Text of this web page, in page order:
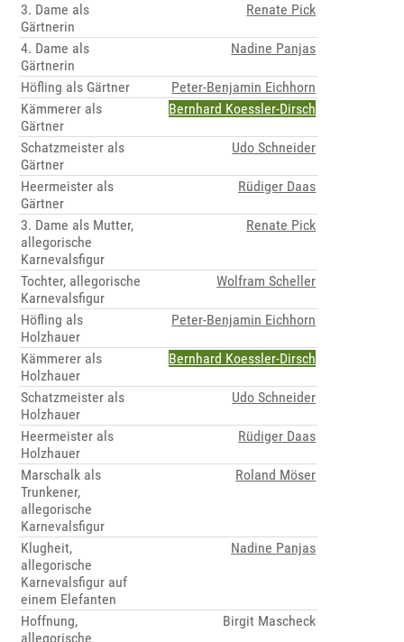
3. Dame als
Gärtnerin
Renate Pick
4. Dame als
Gärtnerin
Nadine Panjas
Höfling als Gärtner
Peter-Benjamin Eichhorn
Kämmerer als
Gärtner
Bernhard Koessler-Dirsch
Schatzmeister als
Gärtner
Udo Schneider
Heermeister als
Gärtner
Rüdiger Daas
3. Dame als Mutter,
allegorische
Karnevalsfigur
Renate Pick
Tochter, allegorische
Karnevalsfigur
Wolfram Scheller
Höfling als
Holzhauer
Peter-Benjamin Eichhorn
Kämmerer als
Holzhauer
Bernhard Koessler-Dirsch
Schatzmeister als
Holzhauer
Udo Schneider
Heermeister als
Holzhauer
Rüdiger Daas
Marschalk als
Trunkener,
allegorische
Karnevalsfigur
Roland Möser
Klugheit,
allegorische
Karnevalsfigur auf
einem Elefanten
Nadine Panjas
Hoffnung,
allegorische
Birgit Mascheck